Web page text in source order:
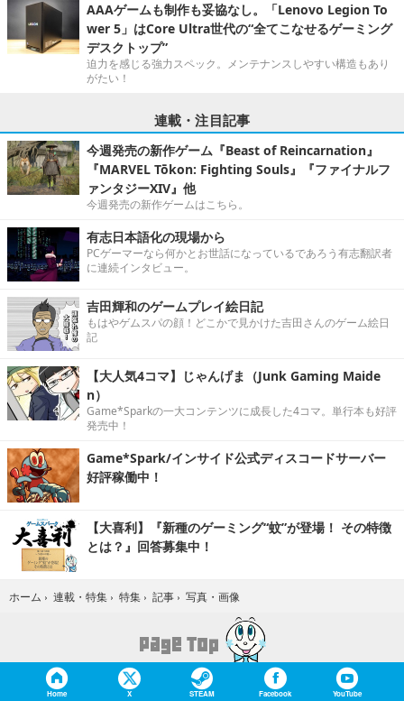
AAAゲームも制作も妥協なし。「Lenovo Legion To
wer 5」はCore Ultra世代の“全てこなせるゲーミング
デスクトップ”
迫力を感じる強力スペック。メンテナンスしやすい構造もあり
がたい！
連載・注目記事
今週発売の新作ゲーム『Beast of Reincarnation』
『MARVEL Tōkon: Fighting Souls』『ファイナルフ
ァンタジーXIV』他
今週発売の新作ゲームはこちら。
有志日本語化の現場から
PCゲーマーなら何かとお世話になっているであろう有志翻訳者
に連続インタビュー。
吉田輝和のゲームプレイ絵日記
もはやゲムスパの顔！どこかで見かけた吉田さんのゲーム絵日
記
【大人気4コマ】じゃんげま（Junk Gaming Maide
n）
Game*Sparkの一大コンテンツに成長した4コマ。単行本も好評
発売中！
Game*Spark/インサイド公式ディスコードサーバー
好評稼働中！
【大喜利】『新種のゲーミング“蚊”が登場！ その特徴
とは？』回答募集中！
ホーム › 連載・特集 › 特集 › 記事 › 写真・画像
Home X STEAM Facebook YouTube